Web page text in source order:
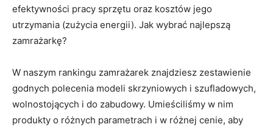
efektywności pracy sprzętu oraz kosztów jego
utrzymania (zużycia energii). Jak wybrać najlepszą
zamrażarkę?
W naszym rankingu zamrażarek znajdziesz zestawienie
godnych polecenia modeli skrzyniowych i szufladowych,
wolnostojących i do zabudowy. Umieściliśmy w nim
produkty o różnych parametrach i w różnej cenie, aby